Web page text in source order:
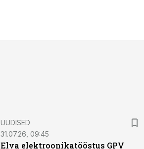
UUDISED
31.07.26, 09:45
Elva elektroonikatööstus GPV